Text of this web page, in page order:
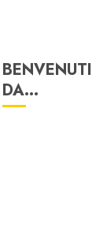
BENVENUTI
DA…